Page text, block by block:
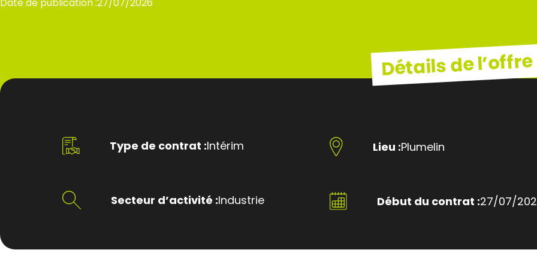
Détails de l’offre
Type de contrat :Intérim
Secteur d’activité :Industrie
Lieu :Plumelin
Début du contrat :27/07/